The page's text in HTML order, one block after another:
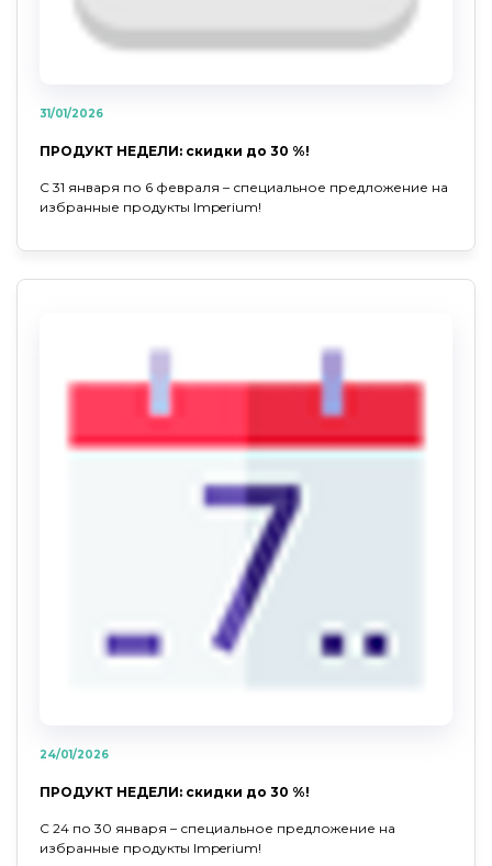
31/01/2026
ПРОДУКТ НЕДЕЛИ: скидки до 30 %!
С 31 января по 6 февраля – специальное предложение на
избранные продукты Imperium!
24/01/2026
ПРОДУКТ НЕДЕЛИ: скидки до 30 %!
С 24 по 30 января – специальное предложение на
избранные продукты Imperium!